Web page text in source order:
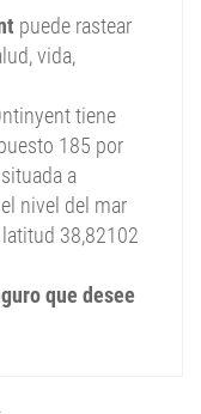
puede rastear
vida,
tiene
185 por
a
nivel del mar
38,82102
que desee